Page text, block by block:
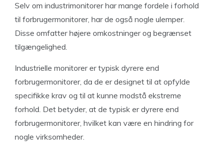
Selv om industrimonitorer har mange fordele i forhold
til forbrugermonitorer, har de også nogle ulemper.
Disse omfatter højere omkostninger og begrænset
tilgængelighed.
Industrielle monitorer er typisk dyrere end
forbrugermonitorer, da de er designet til at opfylde
specifikke krav og til at kunne modstå ekstreme
forhold. Det betyder, at de typisk er dyrere end
forbrugermonitorer, hvilket kan være en hindring for
nogle virksomheder.